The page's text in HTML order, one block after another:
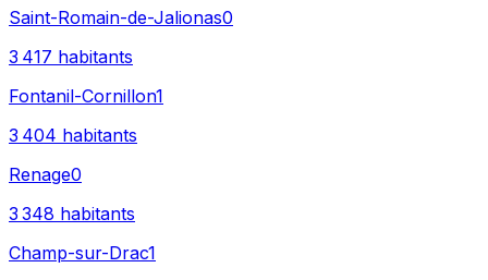
Saint-Romain-de-Jalionas0
3 417 habitants
Fontanil-Cornillon1
3 404 habitants
Renage0
3 348 habitants
Champ-sur-Drac1